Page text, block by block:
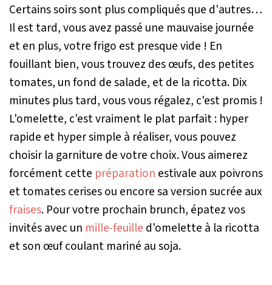
Certains soirs sont plus compliqués que d'autres…
Il est tard, vous avez passé une mauvaise journée
et en plus, votre frigo est presque vide ! En
fouillant bien, vous trouvez des œufs, des petites
tomates, un fond de salade, et de la ricotta. Dix
minutes plus tard, vous vous régalez, c'est promis !
L'omelette, c'est vraiment le plat parfait : hyper
rapide et hyper simple à réaliser, vous pouvez
choisir la garniture de votre choix. Vous aimerez
forcément cette préparation estivale aux poivrons
et tomates cerises ou encore sa version sucrée aux
fraises. Pour votre prochain brunch, épatez vos
invités avec un mille-feuille d'omelette à la ricotta
et son œuf coulant mariné au soja.